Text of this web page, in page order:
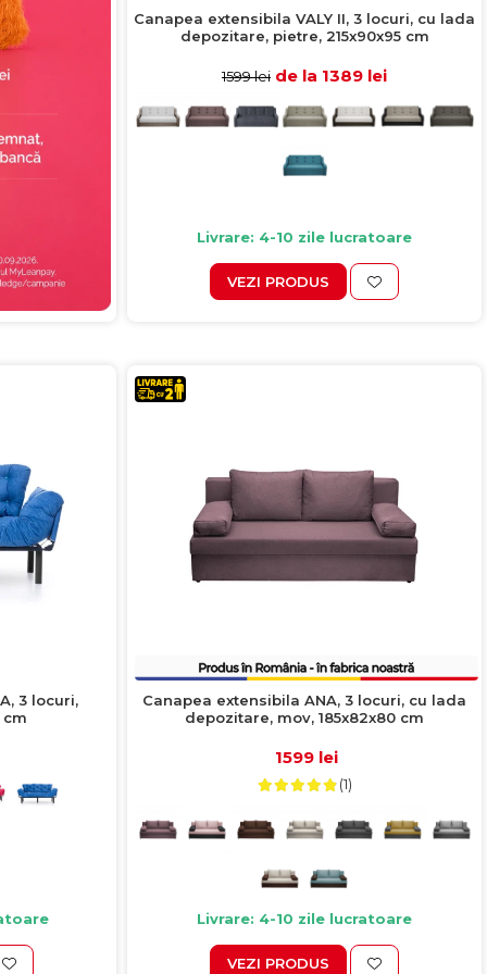
Canapea extensibila VALY II, 3 locuri, cu lada
depozitare, pietre, 215x90x95 cm
1599 lei de la 1389 lei
Livrare: 4-10 zile lucratoare
VEZI PRODUS
3 locuri,
cm
Canapea extensibila ANA, 3 locuri, cu lada
depozitare, mov, 185x82x80 cm
1599 lei
(1)
Livrare: 4-10 zile lucratoare
VEZI PRODUS